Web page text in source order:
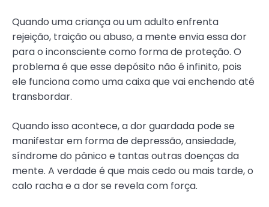
Quando uma criança ou um adulto enfrenta
rejeição, traição ou abuso, a mente envia essa dor
para o inconsciente como forma de proteção. O
problema é que esse depósito não é infinito, pois
ele funciona como uma caixa que vai enchendo até
transbordar.
Quando isso acontece, a dor guardada pode se
manifestar em forma de depressão, ansiedade,
síndrome do pânico e tantas outras doenças da
mente. A verdade é que mais cedo ou mais tarde, o
calo racha e a dor se revela com força.